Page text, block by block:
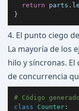
return parts .
}
4. El punto ciego
La mayoría de los
hilo y síncronas.
de concurrencia
# Código
class
Counter :